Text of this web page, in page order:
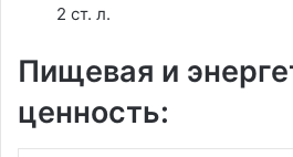
2 ст. л.
Пищевая и
ценность: